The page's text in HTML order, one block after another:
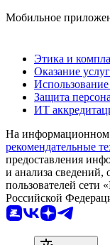
Мобильное
Этика и
Оказание услуг
Использование
Защита
ИТ
На информационном
рекомендательные
предоставления
и анализа сведений,
пользователей сети
Российской